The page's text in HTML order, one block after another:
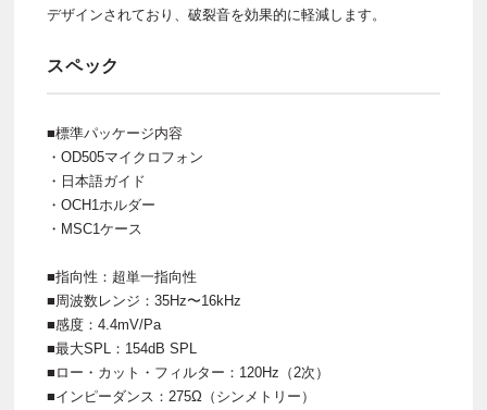
デザインされており、破裂音を効果的に軽減します。
スペック
■標準パッケージ内容
・OD505マイクロフォン
・日本語ガイド
・OCH1ホルダー
・MSC1ケース
■指向性：超単一指向性
■周波数レンジ：35Hz〜16kHz
■感度：4.4mV/Pa
■最大SPL：154dB SPL
■ロー・カット・フィルター：120Hz（2次）
■インピーダンス：275Ω（シンメトリー）